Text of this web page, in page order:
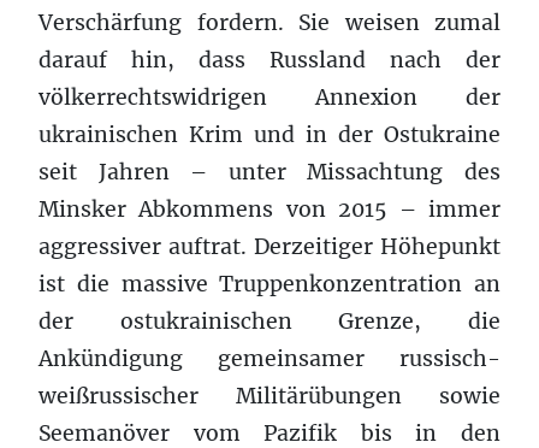
Verschärfung fordern. Sie weisen zumal
darauf hin, dass Russland nach der
völkerrechtswidrigen Annexion der
ukrainischen Krim und in der Ostukraine
seit Jahren – unter Missachtung des
Minsker Abkommens von 2015 – immer
aggressiver auftrat. Derzeitiger Höhepunkt
ist die massive Truppenkonzentration an
der ostukrainischen Grenze, die
Ankündigung gemeinsamer russisch-
weißrussischer Militärübungen sowie
Seemanöver vom Pazifik bis in den